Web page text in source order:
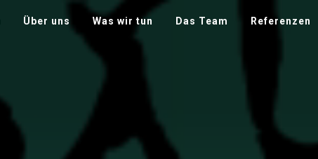
Über uns Was wir tun Das Team Referenzen